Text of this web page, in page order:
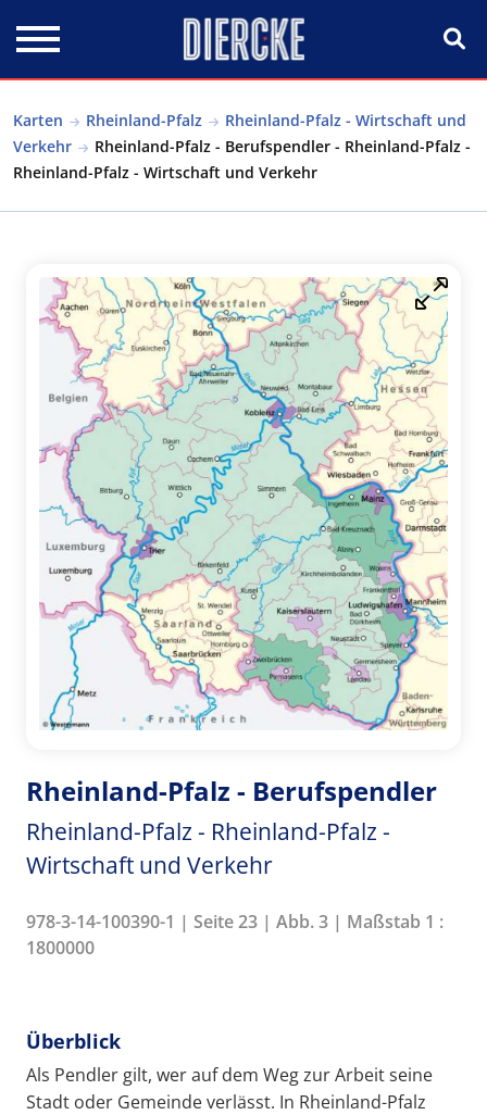
Karten Rheinland-Pfalz
Rheinland-Pfalz - Wirtschaft und
Verkehr
Rheinland-Pfalz - Berufspendler - Rheinland-Pfalz -
Rheinland-Pfalz - Wirtschaft und Verkehr
Rheinland-Pfalz - Berufspendler
Rheinland-Pfalz - Rheinland-Pfalz -
Wirtschaft und Verkehr
978-3-14-100390-1 | Seite 23 | Abb. 3 | Maßstab 1 :
1800000
Überblick
Als Pendler gilt, wer auf dem Weg zur Arbeit seine
Stadt oder Gemeinde verlässt. In Rheinland-Pfalz